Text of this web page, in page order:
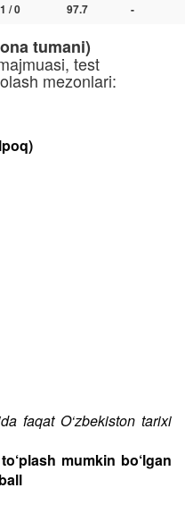
1 / 0 97.7 -
tumani)
test
mezonlari:
faqat O‘zbekiston tarixi
mumkin bo‘lgan